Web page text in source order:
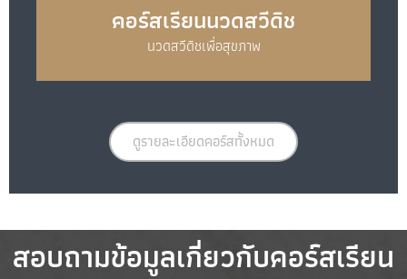
คอร์สเรียนนวดสวีดิช
นวดสวีดิชเพื่อสุขภาพ
ดูรายละเอียดคอร์สทั้งหมด
สอบถามข้อมูลเกี่ยวกับคอร์สเรียน